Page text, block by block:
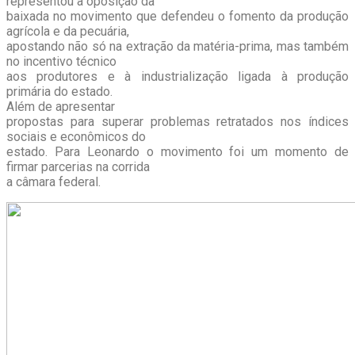
baixada no movimento que defendeu o fomento da produção
agrícola e da pecuária,
apostando não só na extração da matéria-prima, mas também
no incentivo técnico
aos produtores e à industrialização ligada à produção
primária do estado.
Além de apresentar
propostas para superar problemas retratados nos índices
sociais e econômicos do
estado. Para Leonardo o movimento foi um momento de
firmar parcerias na corrida
a câmara federal.